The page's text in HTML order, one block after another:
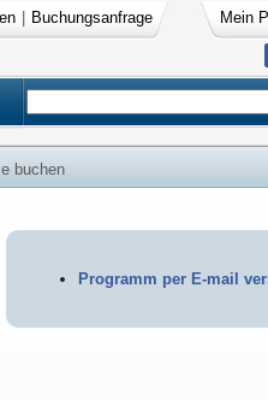
Buchungsanfrage Mein
buchen
Programm per E-mail